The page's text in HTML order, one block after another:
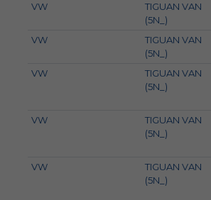
VW
TIGUAN VAN
(5N_)
VW
TIGUAN VAN
(5N_)
VW
TIGUAN VAN
(5N_)
VW
TIGUAN VAN
(5N_)
VW
TIGUAN VAN
(5N_)